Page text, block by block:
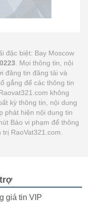
đặc biệt: Bay Moscow
. Mọi thông tin, nội
đăng tin đăng tải và
gắng để các thông tin
không
kỳ thông tin, nội dung
phát hiện nội dung tin
Báo vi phạm để thông
RaoVat321.com.
giá tin VIP